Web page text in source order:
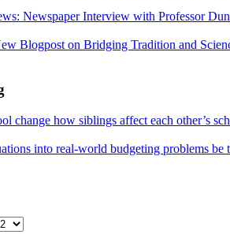
Newspaper Interview with Professor
Blogpost on Bridging Tradition and
change how siblings affect each other’s
into real-world budgeting problems